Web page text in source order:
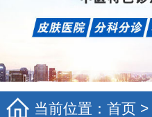
当前位置： 首页 >